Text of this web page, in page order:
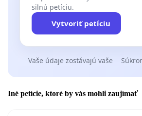
silnú petíciu.
Vytvoriť petíciu
Vaše údaje zostávajú vaše
Iné petície, ktoré by vás mohli zaujímať